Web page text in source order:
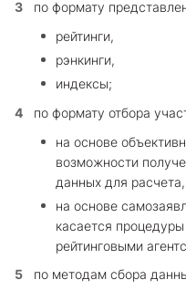
по формату
рейтинги,
рэнкинги,
индексы;
по формату отбора
на основе
возможности
данных для расчета,
на основе
касается
рейтинговыми
по методам сбора